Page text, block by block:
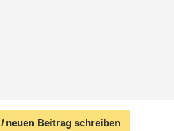
/ neuen Beitrag schreiben